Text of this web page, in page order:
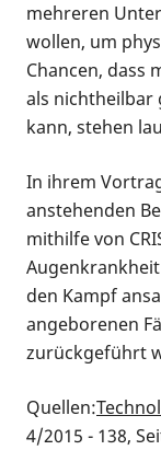
mehreren
wollen, um
Chancen, dass
als nichtheilbar
kann, stehen
In ihrem
anstehenden
mithilfe von
den Kampf
angeborenen
zurückgeführt
Quellen:
4/2015 - 138,